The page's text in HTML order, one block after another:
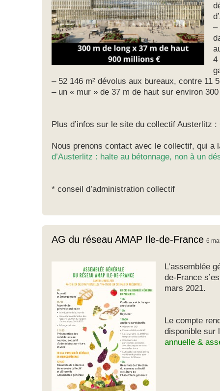
–
4
– 52 146 m² dévolus aux bureaux, contre 11
– un « mur » de 37 m de haut sur environ
Plus d’infos sur le site du collectif Austerlitz :
Nous prenons contact avec le collectif, qui a
d’Austerlitz : halte au bétonnage, non à un
* conseil d’administration collectif
AG du réseau AMAP Ile-de-France 6
L’assemblée
de-France
mars 2021.
Le compte
disponible sur
annuelle &